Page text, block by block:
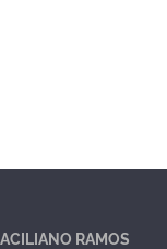
RAMOS